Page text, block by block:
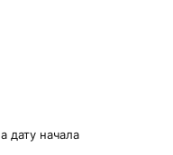
дату начала